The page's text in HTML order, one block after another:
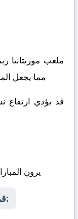
ملعب موريتانيا
مما يجعل
قد يؤدي ارتفاع
يرون
قراءة في مسارات المباراة المحتملة: